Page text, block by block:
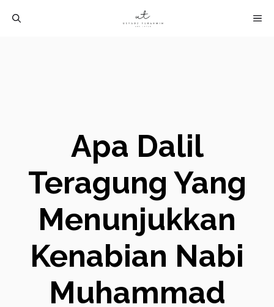
Apa Dalil
Teragung Yang
Menunjukkan
Kenabian Nabi
Muhammad